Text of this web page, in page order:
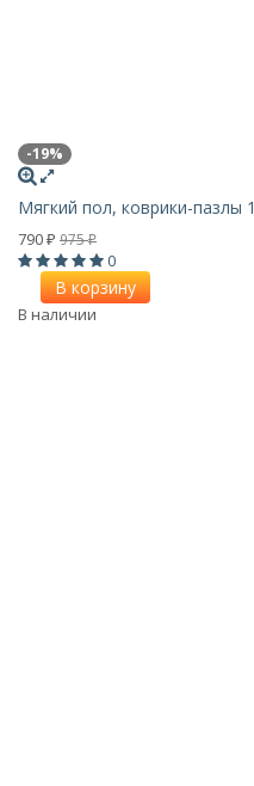
-19%
Мягкий пол, коврики-пазлы
790 ₽ 975₽
0
В корзину
В наличии